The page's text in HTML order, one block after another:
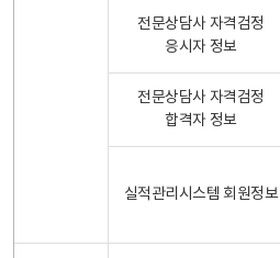
전문상담사 자격검정
응시자 정보
전문상담사 자격검정
합격자 정보
실적관리시스템 회원정보